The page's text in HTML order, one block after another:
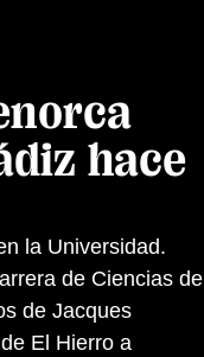
hace
la Universidad.
de Ciencias del
de Jacques
El Hierro a